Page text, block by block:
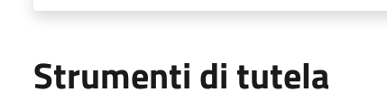
Strumenti di tutela